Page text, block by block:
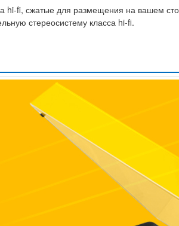
hi-fi, сжатые для размещения на вашем
стереосистему класса hi-fi.